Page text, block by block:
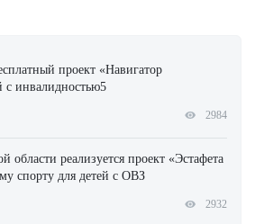
проект «Навигатор
с инвалидностью5
2984
области реализуется проект «Эстафета
спорту для детей с ОВЗ
2932